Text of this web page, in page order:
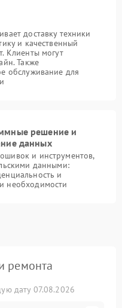
доставку техники
и качественный
Клиенты могут
Также
обслуживание для
решение и
данных
и инструментов,
данными:
и
необходимости
ремонта
дату 07.08.2026